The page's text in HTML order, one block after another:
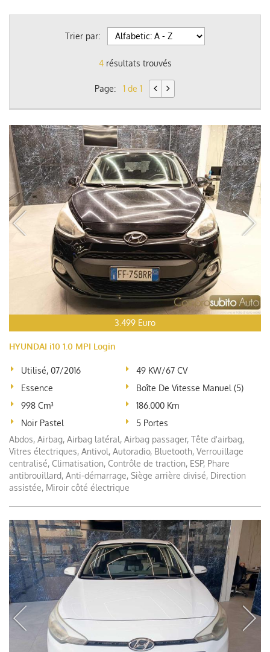
Trier par:
4résultats trouvés
Page:1 de 1
3.499 Euro
HYUNDAI i10 1.0 MPI Login
Utilisé, 07/2016
49 KW/67 CV
Essence
Boîte De Vitesse Manuel (5)
998 Cm³
186.000 Km
Noir Pastel
5 Portes
Abdos, Airbag, Airbag latéral, Airbag passager, Tête d'airbag,
Vitres électriques, Antivol, Autoradio, Bluetooth, Verrouillage
centralisé, Climatisation, Contrôle de traction, ESP, Phare
antibrouillard, Anti-démarrage, Siège arrière divisé, Direction
assistée, Miroir côté électrique